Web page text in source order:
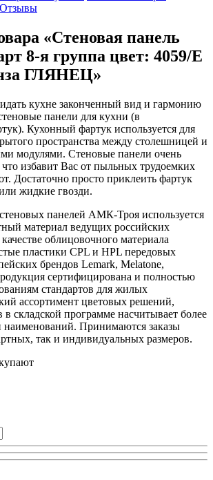
Отзывы
«Стеновая панель
8-я группа цвет: 4059/Е
ГЛЯНЕЦ»
кухне законченный вид и гармонию
панели для кухни (в
Кухонный фартук используется для
пространства между столешницей и
модулями. Стеновые панели очень
избавит Вас от пыльных трудоемких
Достаточно просто приклеить фартук
жидкие гвозди.
панелей АМК-Троя используется
материал ведущих российских
облицовочного материала
пластики CPL и HPL передовых
брендов Lemark, Melatone,
сертифицирована и полностью
стандартов для жилых
ассортимент цветовых решений,
в складской программе насчитывает более
наименований. Принимаются заказы
так и индивидуальных размеров.